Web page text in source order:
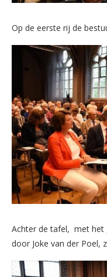
Op de eerste rij de
Achter de tafel, met het
door Joke van der Poel,